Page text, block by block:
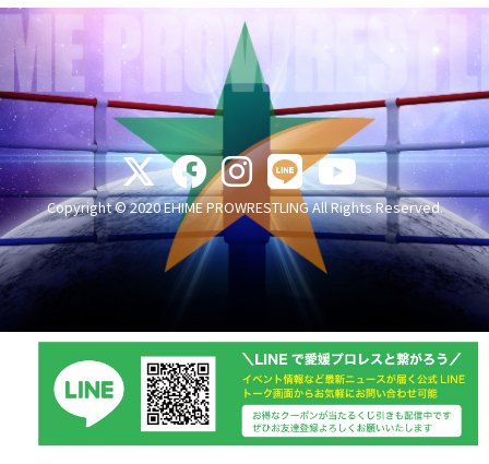
Copyright © 2020 EHIME PROWRESTLING All Rights Reserved.